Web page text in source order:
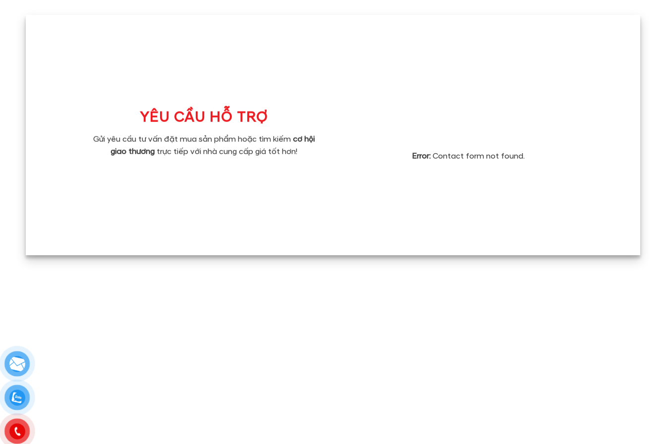
YÊU CẦU HỖ TRỢ
Gửi yêu cầu tư vấn đặt mua sản phẩm hoặc tìm kiếm cơ hội
giao thương trực tiếp với nhà cung cấp giá tốt hơn! Error:Contact form not found.